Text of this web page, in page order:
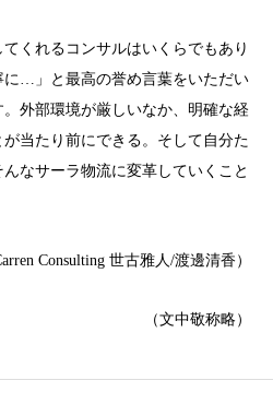
くれるコンサルはいくらでもあり
に…」と最高の誉め言葉をいただい
外部環境が厳しいなか、明確な経
当たり前にできる。そして自分た
なサーラ物流に変革していくこと
Consulting 世古雅人/渡邊清香）
（文中敬称略）